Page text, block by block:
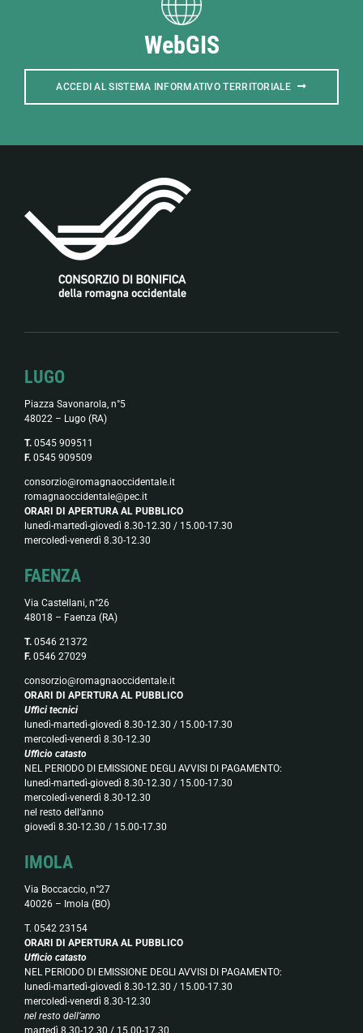
WebGIS
ACCEDI AL SISTEMA INFORMATIVO TERRITORIALE
LUGO
Piazza Savonarola, n°5
48022 – Lugo (RA)
T.0545 909511
F.0545 909509
consorzio@romagnaoccidentale.it
romagnaoccidentale@pec.it
ORARI DI APERTURA AL PUBBLICO
lunedì-martedì-giovedì 8.30-12.30 / 15.00-17.30
mercoledì-venerdì 8.30-12.30
FAENZA
Via Castellani, n°26
48018 – Faenza (RA)
T.0546 21372
F.0546 27029
consorzio@romagnaoccidentale.it
ORARI DI APERTURA AL PUBBLICO
Uffici tecnici
lunedì-martedì-giovedì 8.30-12.30 / 15.00-17.30
mercoledì-venerdì 8.30-12.30
Ufficio catasto
NEL PERIODO DI EMISSIONE DEGLI AVVISI DI PAGAMENTO:
lunedì-martedì-giovedì 8.30-12.30 / 15.00-17.30
mercoledì-venerdì 8.30-12.30
nel resto dell’anno
giovedì 8.30-12.30 / 15.00-17.30
IMOLA
Via Boccaccio, n°27
40026 – Imola (BO)
T. 0542 23154
ORARI DI APERTURA AL PUBBLICO
Ufficio catasto
NEL PERIODO DI EMISSIONE DEGLI AVVISI DI PAGAMENTO:
lunedì-martedì-giovedì 8.30-12.30 / 15.00-17.30
mercoledì-venerdì 8.30-12.30
nel resto dell’anno